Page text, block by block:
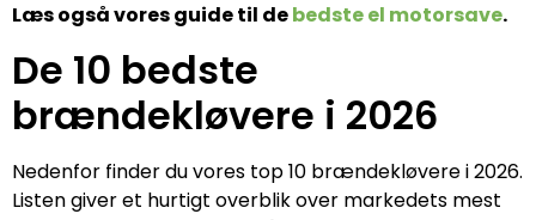
Læs også vores guide til debedste el motorsave.
De 10 bedste
brændekløvere i 2026
Nedenfor finder du vores top 10 brændekløvere i 2026.
Listen giver et hurtigt overblik over markedets mest